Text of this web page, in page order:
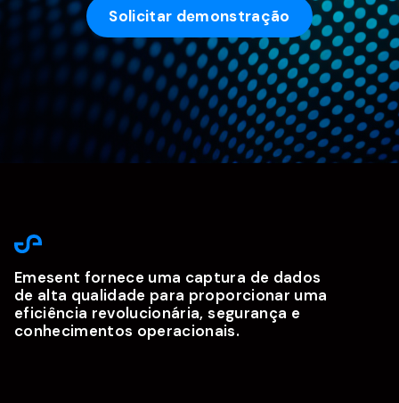
Solicitar demonstração
Emesent fornece uma captura de dados
de alta qualidade para proporcionar uma
eficiência revolucionária, segurança e
conhecimentos operacionais.